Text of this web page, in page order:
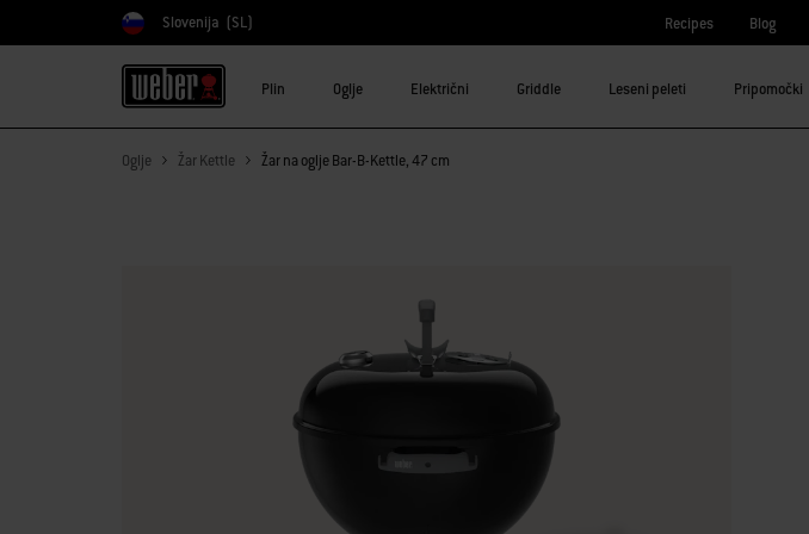
Izberite državo
Slovenija (SL) Recipes Blog
Plin Oglje Električni Griddle Leseni peleti Pripomočki
Oglje Žar Kettle Žar na oglje Bar-B-Kettle, 47 cm